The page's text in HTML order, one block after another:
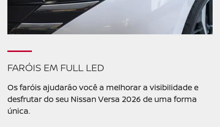
FARÓIS EM FULL LED
Os faróis ajudarão você a melhorar a visibilidade e
desfrutar do seu Nissan Versa 2026 de uma forma
única.